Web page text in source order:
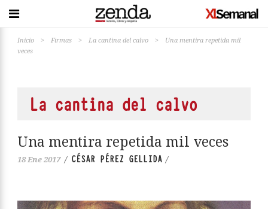
Inicio > Firmas > La cantina del calvo >
Una mentira repetida mil
veces
La cantina del calvo
Una mentira repetida mil veces
18 Ene 2017 / CÉSAR PÉREZ GELLIDA /